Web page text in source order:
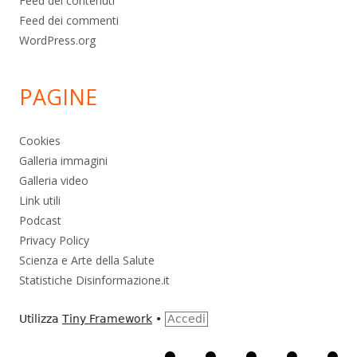
Feed dei commenti
WordPress.org
PAGINE
Cookies
Galleria immagini
Galleria video
Link utili
Podcast
Privacy Policy
Scienza e Arte della Salute
Statistiche Disinformazione.it
Utilizza Tiny Framework • Accedi
Home Alimentazione
AmbienteBambini